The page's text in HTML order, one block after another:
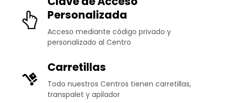
Personalizada
Acceso mediante código privado y
personalizado al Centro
Carretillas
Todo nuestros Centros tienen carretillas,
transpalet y apilador